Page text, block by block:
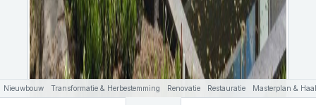
Nieuwbouw Transformatie & Herbestemming Renovatie Restauratie Masterplan &